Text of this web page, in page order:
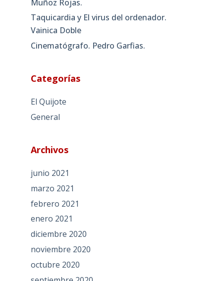
Muñoz Rojas.
Taquicardia y El virus del ordenador.
Vainica Doble
Cinematógrafo. Pedro Garfias.
Categorías
El Quijote
General
Archivos
junio 2021
marzo 2021
febrero 2021
enero 2021
diciembre 2020
noviembre 2020
octubre 2020